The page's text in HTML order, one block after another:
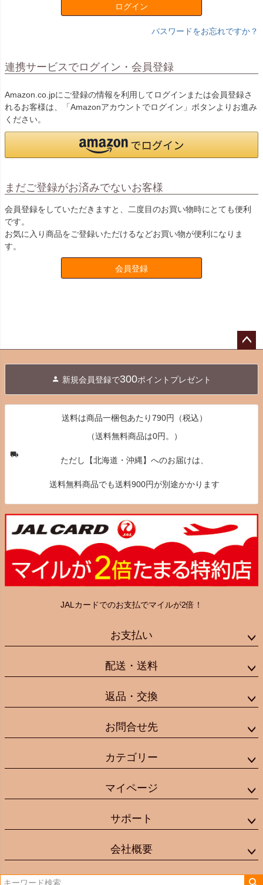
ログイン
パスワードをお忘れですか？
連携サービスでログイン・会員登録
Amazon.co.jpにご登録の情報を利用してログインまたは会員登録さ
れるお客様は、「Amazonアカウントでログイン」ボタンよりお進み
ください。
まだご登録がお済みでないお客様
会員登録をしていただきますと、二度目のお買い物時にとても便利
です。
お気に入り商品をご登録いただけるなどお買い物が便利になりま
す。
会員登録
へ
新規会員登録で300ポイントプレゼント
送料は商品一梱包あたり790円（税込）
（送料無料商品は0円。）
ただし【北海道・沖縄】へのお届けは、
送料無料商品でも送料900円が別途かかります
JALカードでのお支払でマイルが2倍！
お支払い
配送・送料
返品・交換
お問合せ先
カテゴリー
マイページ
サポート
会社概要